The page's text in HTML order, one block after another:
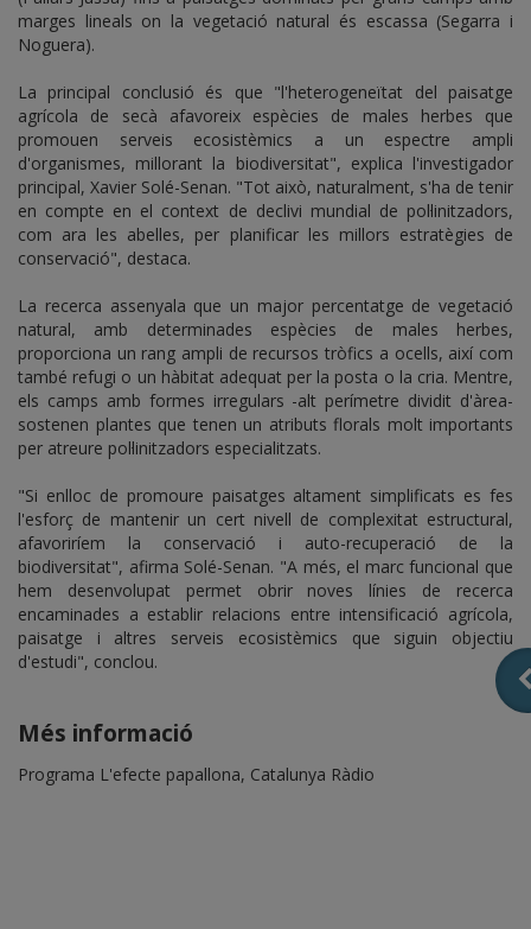
marges lineals on la vegetació natural és escassa (Segarra i
Noguera).
La principal conclusió és que "l'heterogeneïtat del paisatge
agrícola de secà afavoreix espècies de males herbes que
promouen serveis ecosistèmics a un espectre ampli
d'organismes, millorant la biodiversitat", explica l'investigador
principal, Xavier Solé-Senan. "Tot això, naturalment, s'ha de tenir
en compte en el context de declivi mundial de pol·linitzadors,
com ara les abelles, per planificar les millors estratègies de
conservació", destaca.
La recerca assenyala que un major percentatge de vegetació
natural, amb determinades espècies de males herbes,
proporciona un rang ampli de recursos tròfics a ocells, així com
també refugi o un hàbitat adequat per la posta o la cria. Mentre,
els camps amb formes irregulars -alt perímetre dividit d'àrea-
sostenen plantes que tenen un atributs florals molt importants
per atreure pol·linitzadors especialitzats.
"Si enlloc de promoure paisatges altament simplificats es fes
l'esforç de mantenir un cert nivell de complexitat estructural,
afavoriríem la conservació i auto-recuperació de la
biodiversitat", afirma Solé-Senan. "A més, el marc funcional que
hem desenvolupat permet obrir noves línies de recerca
encaminades a establir relacions entre intensificació agrícola,
paisatge i altres serveis ecosistèmics que siguin objectiu
d'estudi", conclou.
Més informació
Programa L'efecte papallona, Catalunya Ràdio